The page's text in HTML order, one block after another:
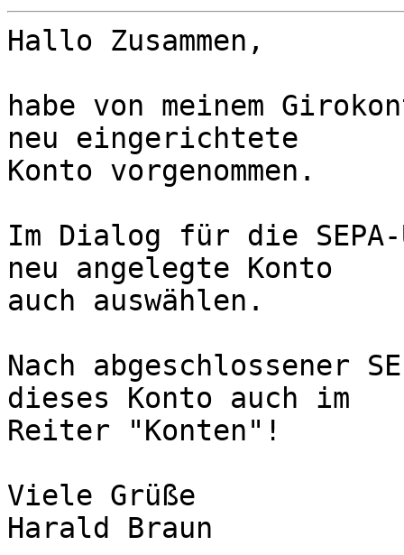
Hallo Zusammen,
habe von meinem
neu eingerichtete
Konto vorgenommen.
Im Dialog für die
neu angelegte Konto
auch auswählen.
Nach abgeschlossener
dieses Konto auch im
Reiter "Konten"!
Viele Grüße